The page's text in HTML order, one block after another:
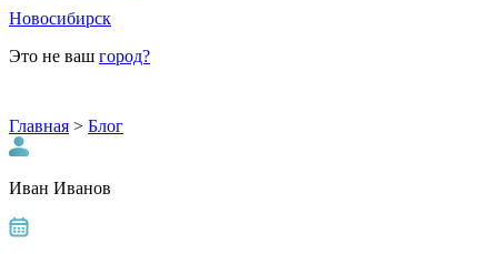
Новосибирск
Это не ваш город?
Главная > Блог
Иван Иванов